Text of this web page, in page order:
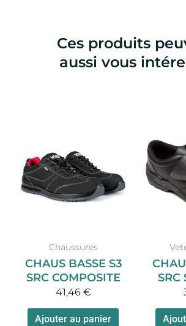
Ces produits
aussi vous
Chaussures
CHAUS BASSE S3
SRC COMPOSITE
41,46 €
Ajouter au panier
produit
plusieurs
variations.
choisies
sur
SRC